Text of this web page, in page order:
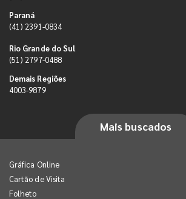
Paraná
(41) 2391-0834
Rio Grande do Sul
(51) 2797-0488
Demais Regiões
4003-9879
Mais buscados
Gráfica Online
Cartão de Visita
Folheto